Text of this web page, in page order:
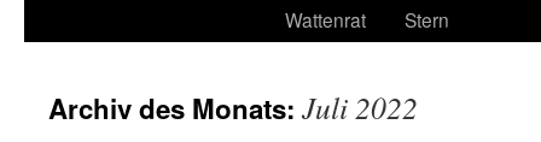
Wattenrat
Stern
Archiv des Monats: Juli 2022